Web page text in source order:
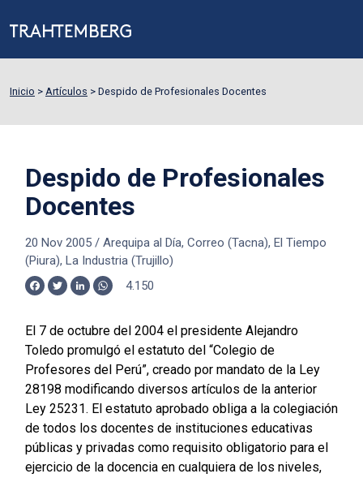
Inicio > Artículos > Despido de Profesionales Docentes
Despido de Profesionales
Docentes
20 Nov 2005/ Arequipa al Día, Correo (Tacna), El Tiempo
(Piura), La Industria (Trujillo)
Facebook
TwitterLinkedInWhatsApp
4.150
El 7 de octubre del 2004 el presidente Alejandro
Toledo promulgó el estatuto del “Colegio de
Profesores del Perú”, creado por mandato de la Ley
28198 modificando diversos artículos de la anterior
Ley 25231. El estatuto aprobado obliga a la colegiación
de todos los docentes de instituciones educativas
públicas y privadas como requisito obligatorio para el
ejercicio de la docencia en cualquiera de los niveles,